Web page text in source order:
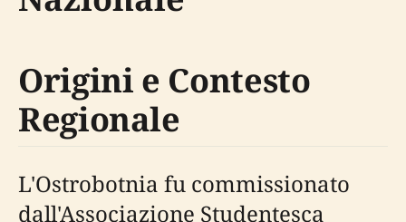
Origini e Contesto
Regionale
L'Ostrobotnia fu commissionato
dall'Associazione Studentesca